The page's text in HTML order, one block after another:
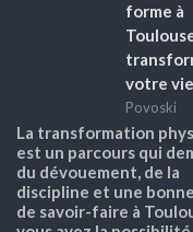
forme à
votre vie
Povoski
La transformation
est un parcours qui
du dévouement, de la
discipline et une
de savoir-faire à